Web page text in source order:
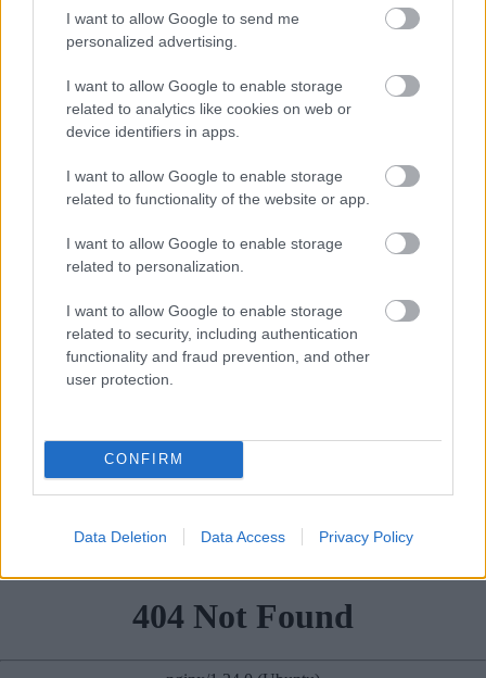
I want to allow Google to send me
personalized advertising.
I want to allow Google to enable storage
related to analytics like cookies on web or
device identifiers in apps.
I want to allow Google to enable storage
related to functionality of the website or app.
I want to allow Google to enable storage
related to personalization.
I want to allow Google to enable storage
related to security, including authentication
functionality and fraud prevention, and other
user protection.
CONFIRM
Data Deletion Data Access Privacy Policy
Miljoni iztērēti, skats uz
Vecrīgu ir, bet cilvēku nav –
kaut kas ir greizi ar jauno
promenādi
bagātie izmanto
sabiedrisko
transportu?” Ģimene
gribēja pavizināties ar
vilcienu, bet biļešu
– esi gatavs jau tagad!